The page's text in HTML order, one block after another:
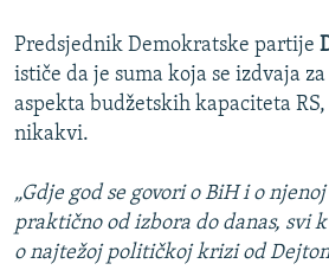
Predsjednik Demokratske partije
ističe da je suma koja se izdvaja
aspekta budžetskih kapaciteta
nikakvi.
„Gdje god se govori o BiH i o
praktično od izbora do danas, svi
o najtežoj političkoj krizi od